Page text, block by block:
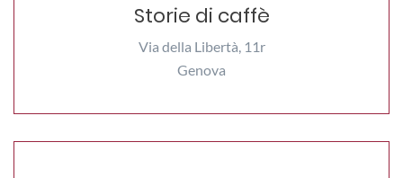
Storie di caffè
Via della Libertà, 11r
Genova